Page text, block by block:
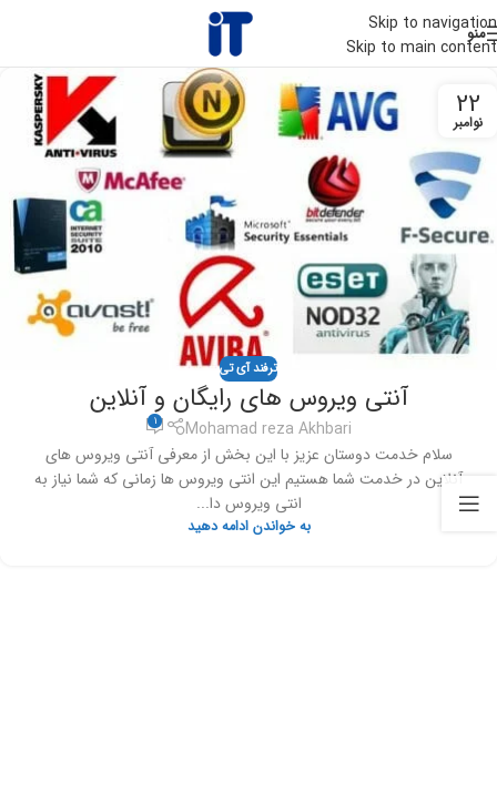
Skip to navigation
Skip to main content
منو
22
نوامبر
ترفند آی تی
آنتی ویروس های رایگان و آنلاین
Mohamad reza Akhbari
1
سلام خدمت دوستان عزیز با این بخش از معرفی آنتی ویروس های
آنلاین در خدمت شما هستیم این انتی ویروس ها زمانی که شما نیاز به
انتی ویروس دا...
به خواندن ادامه دهید